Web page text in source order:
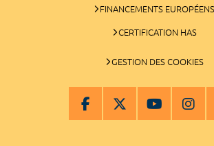
FINANCEMENTS EUROPÉENS
CERTIFICATION HAS
GESTION DES COOKIES